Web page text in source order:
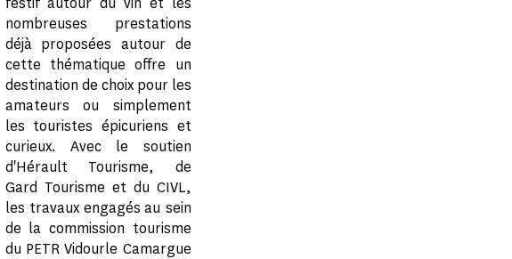
nombreuses prestations
déjà proposées autour de
cette thématique offre un
destination de choix pour les
amateurs ou simplement
les touristes épicuriens et
curieux. Avec le soutien
d'Hérault Tourisme, de
Gard Tourisme et du CIVL,
les travaux engagés au sein
de la commission tourisme
du PETR Vidourle Camargue